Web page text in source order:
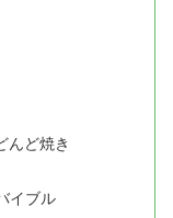
んど焼き
イブル